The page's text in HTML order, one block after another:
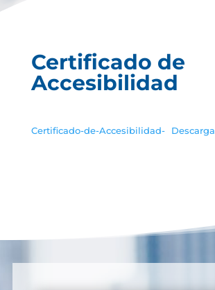
Certificado de
Accesibilidad
Certificado-de-Accesibilidad- Descarga